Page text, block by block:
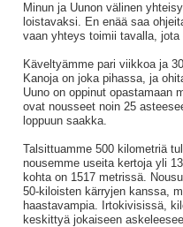
Minun ja Uunon välinen
loistavaksi. En enää saa
vaan yhteys toimii tavalla,
Käveltyämme pari viikkoa ja
Kanoja on joka pihassa, ja
Uuno on oppinut opastamaan
ovat nousseet noin 25
loppuun saakka.
Talsittuamme 500 kilometriä
nousemme useita kertoja yli
kohta on 1517 metrissä.
50-kiloisten kärryjen kanssa,
haastavampia. Irtokivisissä,
keskittyä jokaiseen